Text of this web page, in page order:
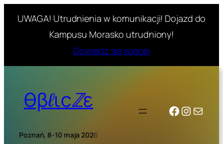
UWAGA! Utrudnienia w komunikacji! Dojazd do
Kampusu Morasko utrudniony!
Dowiedz się więcej
contentθβℓιcℤε
Poznań, 8-10 maja 2026
Facebook
Mail